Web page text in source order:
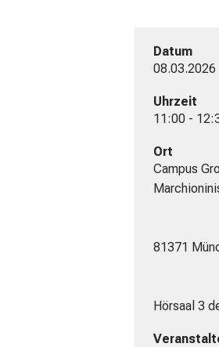
Datum
08.03.2026
Uhrzeit
11:00 -
Ort
Campus
81371
Hörsaal 3